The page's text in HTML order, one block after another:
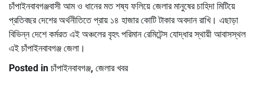
চাঁপাইনবাবগঞ্জবাসী আম ও ধানের মত শষ্য ফলিয়ে জেলার মানুষের চাহিদা মিটিয়ে
প্রতিবছর দেশের অর্থনীতিতে প্রায় ১৪ হাজার কোটি টাকার অবদান রাখি। এছাড়া
বিভিন্ন দেশে কর্মরত এই অঞ্চলের বৃহৎ পরিমান রেমিটেন্স যোদ্ধার স্থায়ী আবাসস্থল
এই চাঁপাইনবাবগঞ্জ জেলা।
Posted in চাঁপাইনবাবগঞ্জ, জেলার খবর